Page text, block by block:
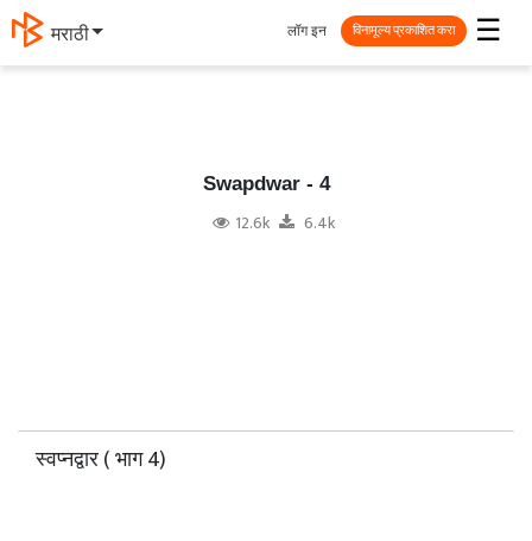
தமிழ் ☰
लॉग इन विनामूल्य प्रकाशित करा
Swapdwar - 4
12.6k 6.4k
स्वप्नद्वार ( भाग 4)